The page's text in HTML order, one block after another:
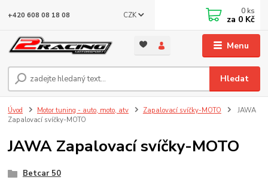
Menu
CZK
Hledat
+420 608 08 18 08 0 ks
za 0 Kč
Úvod Motor tuning - auto, moto, atv Zapalovací svíčky-MOTO
JAWA
Zapalovací svíčky-MOTO
JAWA Zapalovací svíčky-MOTO
Betcar 50